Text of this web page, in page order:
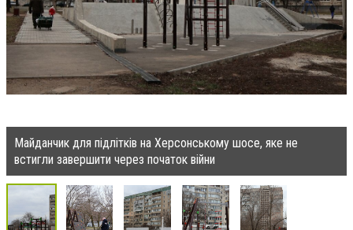
Майданчик для підлітків на Херсонському шосе, яке не
встигли завершити через початок війни